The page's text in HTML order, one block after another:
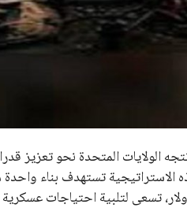
المتحدة نحو تعزيز
تستهدف بناء واحدة
في العالم، ضمن خطة تصل قيمتها إلى 54.6 مليار دولار، تسعى لتلبية